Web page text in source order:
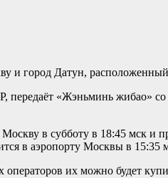
и город Датун,
«Жэньминь жибао» со
в субботу в 18:45 мск и
в аэропорту Москвы в 15:35
их можно будет